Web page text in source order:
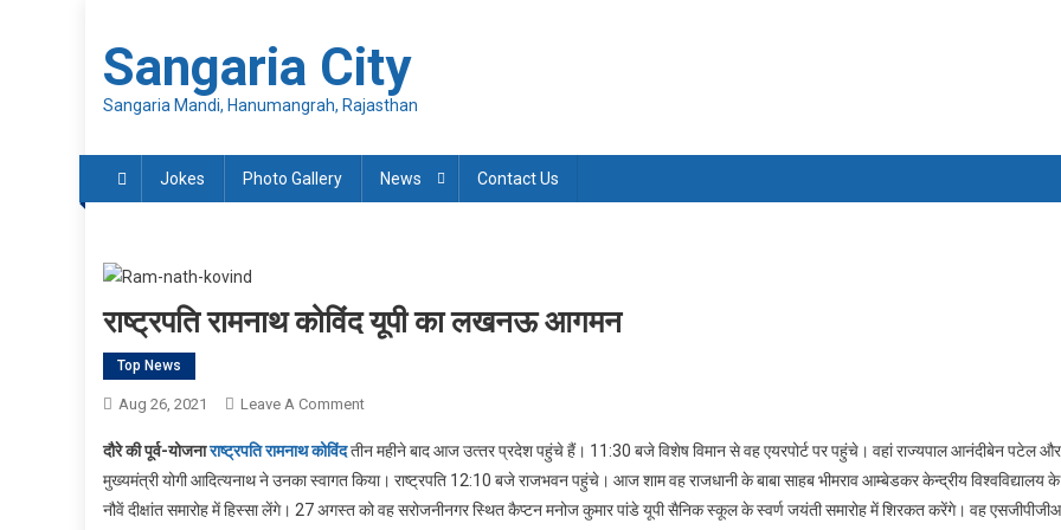
content
Sangaria City
Sangaria Mandi, Hanumangrah, Rajasthan
Jokes Photo Gallery News Contact Us
राष्‍ट्रपति रामनाथ कोविंद यूपी का लखनऊ आगमन
Top News
Aug 26, 2021 Leave A CommentOn
रामनाथ
कोविंद
यूपी
दौरे की पूर्व-योजनाराष्‍ट्रपति रामनाथ कोविंदतीन महीने बाद आज उत्‍तर प्रदेश पहुंचे हैं। 11:30 बजे विशेष विमान से वह एयरपोर्ट पर पहुंचे। वहां राज्‍यपाल आनंदीबेन पटेल और
मुख्‍यमंत्री योगी आदित्‍यनाथ ने उनका स्‍वागत किया। राष्‍ट्रपति 12:10 बजे राजभवन पहुंचे। आज शाम वह राजधानी के बाबा साहब भीमराव आम्बेडकर केन्द्रीय विश्वविद्यालय के
नौवें दीक्षांत समारोह में हिस्सा लेंगे। 27 अगस्त को वह सरोजनीनगर स्थित कैप्टन मनोज कुमार पांडे यूपी सैनिक स्कूल के स्वर्ण जयंती समारोह में शिरकत करेंगे। वह